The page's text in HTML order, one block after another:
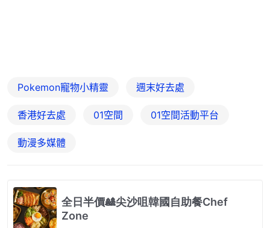
Pokemon寵物小精靈 週末好去處
香港好去處 01空間 01空間活動平台
動漫多媒體